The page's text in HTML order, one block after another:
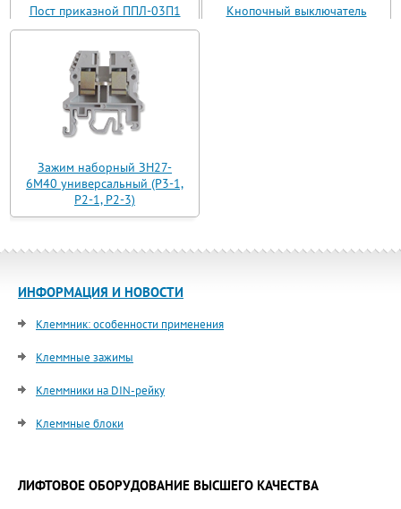
Пост приказной ППЛ-03П1
(ППЛ11-03)
Кнопочный выключатель
Зажим наборный ЗН27-
6М40 универсальный (Р3-1,
Р2-1, Р2-3)
ИНФОРМАЦИЯ И НОВОСТИ
Клеммник: особенности применения
Клеммные зажимы
Клеммники на DIN-рейку
Клеммные блоки
ЛИФТОВОЕ ОБОРУДОВАНИЕ ВЫСШЕГО КАЧЕСТВА